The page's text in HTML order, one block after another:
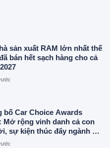
sản xuất RAM lớn nhất thế
bán hết sạch hàng cho cả
bố Car Choice Awards
Mở rộng vinh danh cả con
sự kiện thúc đẩy ngành xe